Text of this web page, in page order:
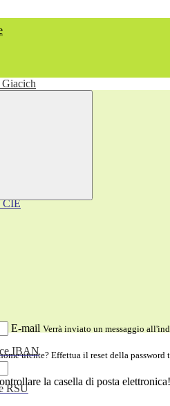
CIE
E-mail Verrà inviato un messaggio
utente? Effettua il reset della password
la casella di posta elettronica!
IBAN
RSU